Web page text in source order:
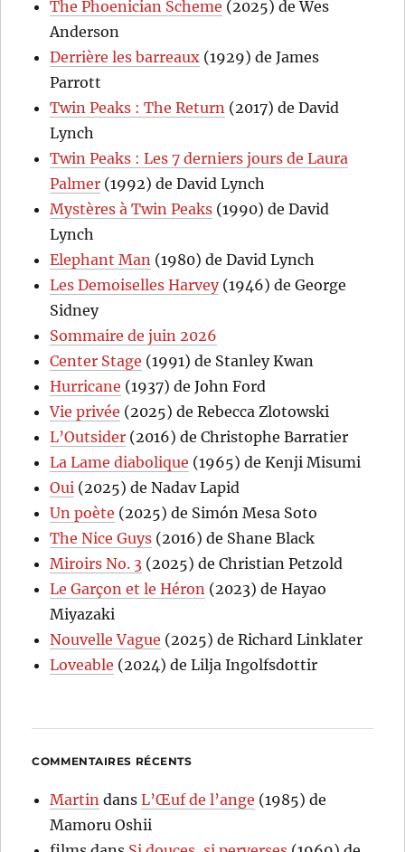
The Phoenician Scheme (2025) de Wes
Anderson
Derrière les barreaux (1929) de James
Parrott
Twin Peaks : The Return (2017) de David
Lynch
Twin Peaks : Les 7 derniers jours de Laura
Palmer (1992) de David Lynch
Mystères à Twin Peaks (1990) de David
Lynch
Elephant Man (1980) de David Lynch
Les Demoiselles Harvey(1946) de George
Sidney
Sommaire de juin 2026
Center Stage (1991) de Stanley Kwan
Hurricane (1937) de John Ford
Vie privée (2025) de Rebecca Zlotowski
L’Outsider (2016) de Christophe Barratier
La Lame diabolique (1965) de Kenji Misumi
Oui (2025) de Nadav Lapid
Un poète (2025) de Simón Mesa Soto
The Nice Guys (2016) de Shane Black
Miroirs No. 3 (2025) de Christian Petzold
Le Garçon et le Héron (2023) de Hayao
Miyazaki
Nouvelle Vague (2025) de Richard Linklater
Loveable (2024) de Lilja Ingolfsdottir
COMMENTAIRES RÉCENTS
Martin dansL’Œuf de l’ange (1985) de
Mamoru Oshii